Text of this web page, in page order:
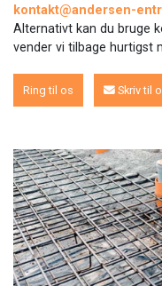
kontakt@andersen-
Alternativt kan du bruge
vender vi tilbage hurtigst
Ring til os Skriv til